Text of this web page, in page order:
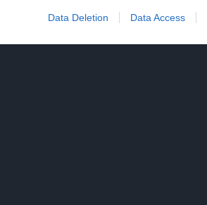
Data Deletion Data Access